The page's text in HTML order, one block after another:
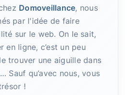
Domoveillance, nous
par l'idée de faire
sur le web. On le sait,
en ligne, c’est un peu
trouver une aiguille dans
Sauf qu’avec nous, vous
!